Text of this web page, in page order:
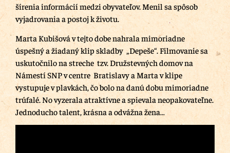
šírenia informácií medzi obyvateľov. Menil sa spôsob
vyjadrovania a postoj k životu.
Marta Kubišová v tejto dobe nahrala mimoriadne
úspešný a žiadaný klip skladby „Depeše“. Filmovanie sa
uskutočnilo na streche tzv. Družstevných domov na
Námestí SNPv centre Bratislavy a Marta v klipe
vystupuje v plavkách, čo bolo na danú dobu mimoriadne
trúfalé. No vyzerala atraktívne a spievala neopakovateľne.
Jednoducho talent, krásna a odvážna žena…